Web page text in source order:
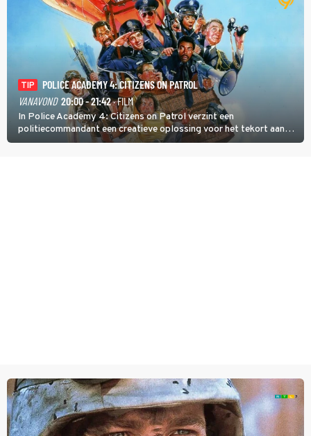
TIP
POLICE ACADEMY 4: CITIZENS ON PATROL
VANAVOND 20:00 - 21:42· FILM
In Police Academy 4: Citizens on Patrol verzint een
politiecommandant een creatieve oplossing voor het tekort aan
agenten.